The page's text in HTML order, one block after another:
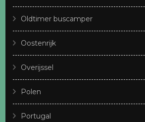
Oldtimer buscamper
Oostenrijk
Overijssel
Polen
Portugal